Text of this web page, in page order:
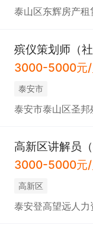
泰山区东辉房产租
殡仪策划师（
3000-5000元/
泰安市
泰安市泰山区圣
高新区讲解员
3000-5000元/
高新区
泰安登高望远人力